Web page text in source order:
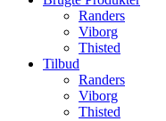
Randers
Viborg
Thisted
Tilbud
Randers
Viborg
Thisted